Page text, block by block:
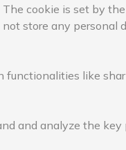
The cookie is set by
not store any personal
functionalities like
and analyze the